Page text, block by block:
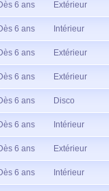
6 ans Extérieur
6 ans Intérieur
6 ans Extérieur
6 ans Extérieur
6 ans Disco
6 ans Intérieur
6 ans Extérieur
6 ans Intérieur